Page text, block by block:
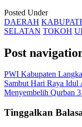
Posted Under
DAERAH
SELATAN TOKOH
Post
PWI Kabupaten
Sambut Hari Raya Idul
Menyembelih Qurban
Tinggalkan